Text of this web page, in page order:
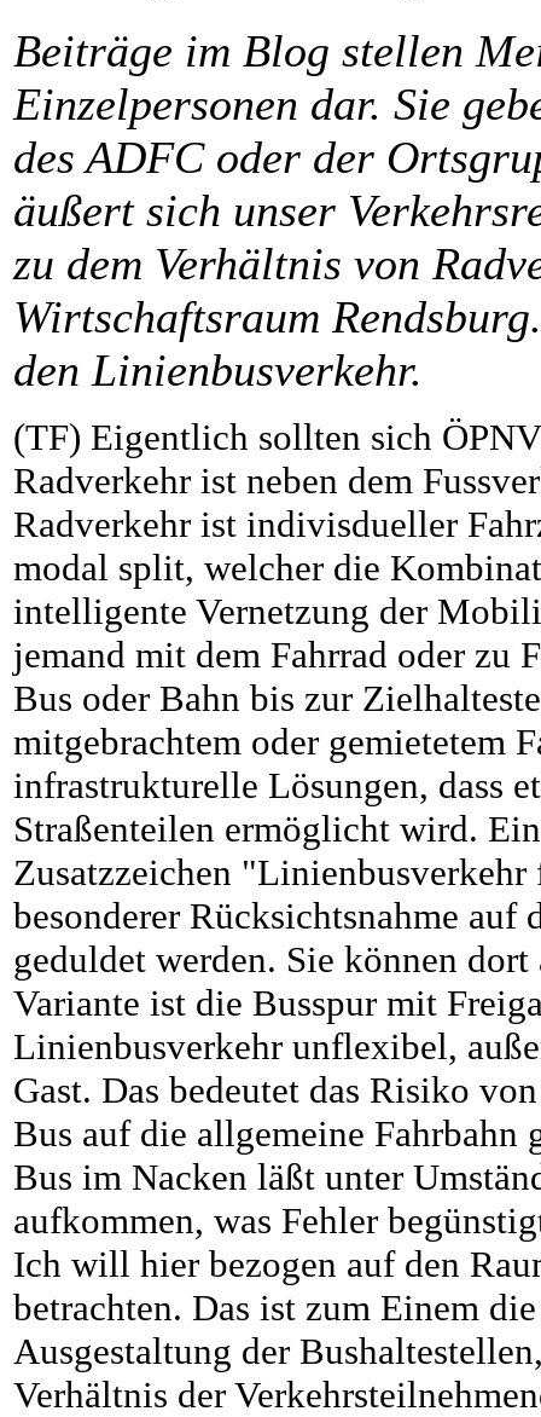
Beiträge im Blog stellen
Einzelpersonen dar. Sie
des ADFC oder der
äußert sich unser
zu dem Verhältnis von
Wirtschaftsraum
den Linienbusverkehr.
(TF) Eigentlich sollten sich
Radverkehr ist neben dem
Radverkehr ist indivisdueller
modal split, welcher die
intelligente Vernetzung der
jemand mit dem Fahrrad oder zu
Bus oder Bahn bis zur
mitgebrachtem oder gemietetem
infrastrukturelle Lösungen, dass
Straßenteilen ermöglicht wird.
Zusatzzeichen
besonderer Rücksichtsnahme auf
geduldet werden. Sie können
Variante ist die Busspur mit
Linienbusverkehr unflexibel,
Gast. Das bedeutet das Risiko
Bus auf die allgemeine
Bus im Nacken läßt unter
aufkommen, was Fehler
Ich will hier bezogen auf den
betrachten. Das ist zum Einem
Ausgestaltung der
Verhältnis der